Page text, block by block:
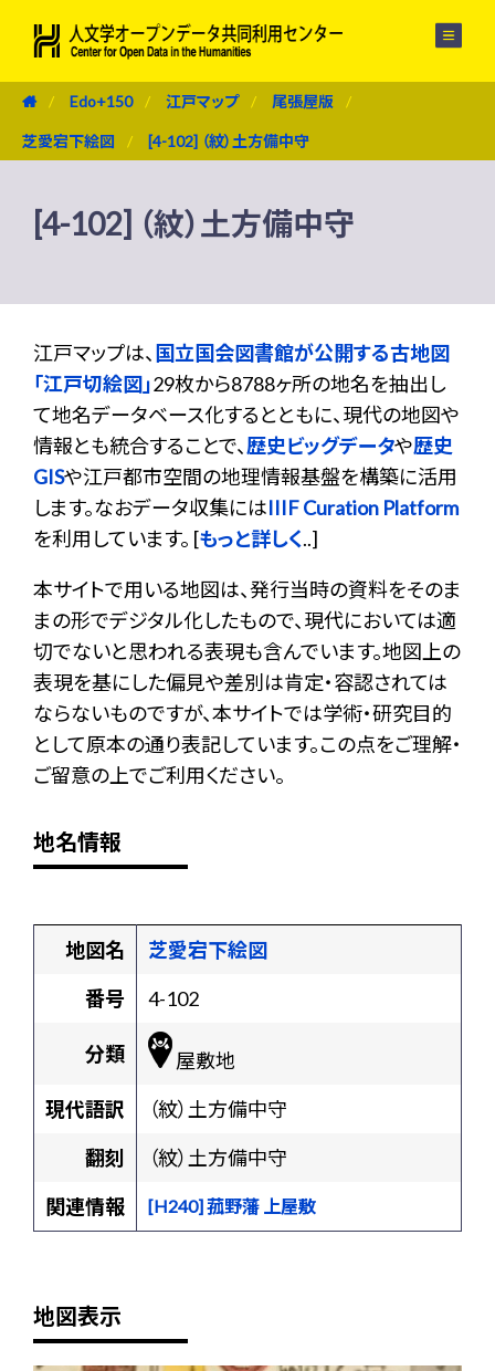
Edo+150 江戸マップ 尾張屋版
芝愛宕下絵図 [4-102] （紋）土方備中守
[4-102] （紋）土方備中守
江戸マップは、 国立国会図書館が公開する古地図
「江戸切絵図」29枚から8788ヶ所の地名を抽出し
て地名データベース化するとともに、現代の地図や
情報とも統合することで、歴史ビッグデータや歴史
GISや江戸都市空間の地理情報基盤を構築に活用
します。なおデータ収集にはIIIF Curation Platform
を利用しています。 [もっと詳しく..]
本サイトで用いる地図は、発行当時の資料をそのま
まの形でデジタル化したもので、現代においては適
切でないと思われる表現も含んでいます。地図上の
表現を基にした偏見や差別は肯定・容認されては
ならないものですが、本サイトでは学術・研究目的
として原本の通り表記しています。この点をご理解・
ご留意の上でご利用ください。
地名情報
地図名
芝愛宕下絵図
番号
4-102
分類
屋敷地
現代語訳
（紋）土方備中守
翻刻
（紋）土方備中守
関連情報
[H240] 菰野藩 上屋敷
地図表示